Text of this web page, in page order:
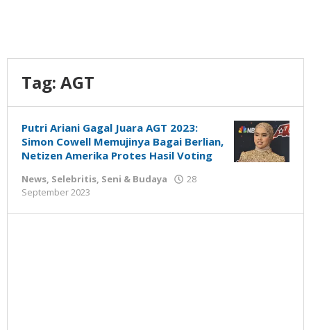
Tag: AGT
Putri Ariani Gagal Juara AGT 2023:
Simon Cowell Memujinya Bagai Berlian,
Netizen Amerika Protes Hasil Voting
News, Selebritis, Seni & Budaya
28
September 2023
Susanto